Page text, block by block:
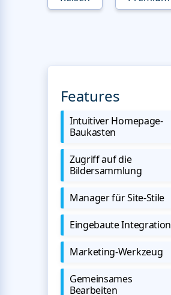
Features
Intuitiver Homepage-
Baukasten
Zugriff auf die
Bildersammlung
Manager für Site-Stile
Eingebaute Integration
Marketing-Werkzeug
Gemeinsames
Bearbeiten